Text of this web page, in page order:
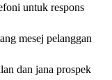
untuk respons
mesej pelanggan
dan jana prospek